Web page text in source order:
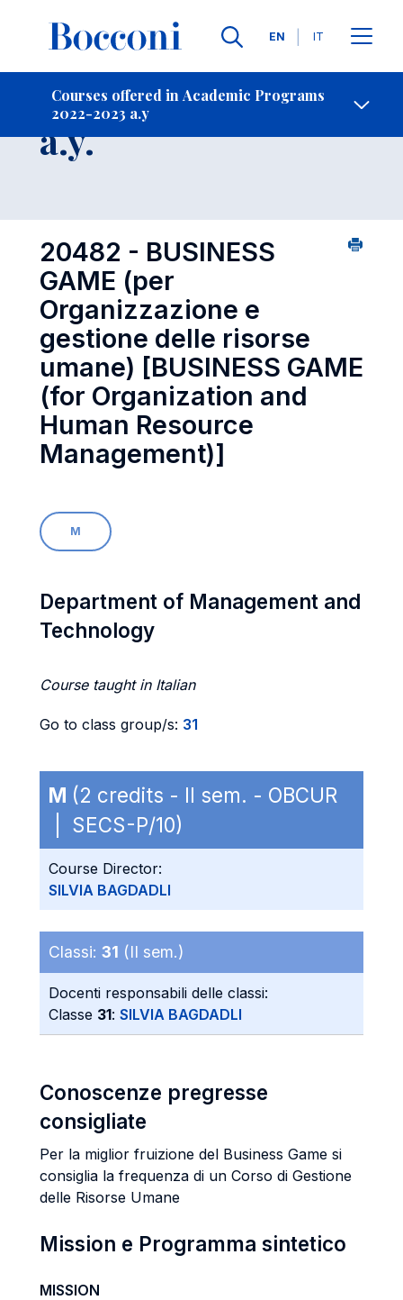
Languages
EN IT
Courses offered in Academic Programs
2022-2023 a.y
Contact Us
Course 2022-2023
a.y.
20482 - BUSINESS
GAME (per
Organizzazione e
gestione delle risorse
umane) [BUSINESS GAME
(for Organization and
Human Resource
Management)]
M
Department of Management and
Technology
Course taught in Italian
Go to class group/s: 31
M (2 credits - II sem. - OBCUR
| SECS-P/10)
Course Director:
SILVIA BAGDADLI
Classi: 31 (II sem.)
Docenti responsabili delle classi:
Classe 31: SILVIA BAGDADLI
Conoscenze pregresse
consigliate
Per la miglior fruizione del Business Game si
consiglia la frequenza di un Corso di Gestione
delle Risorse Umane
Mission e Programma sintetico
MISSION